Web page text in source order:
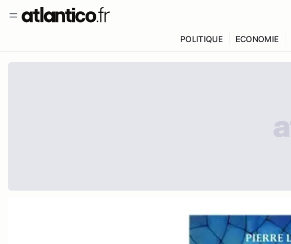
POLITIQUE ECONOMIE